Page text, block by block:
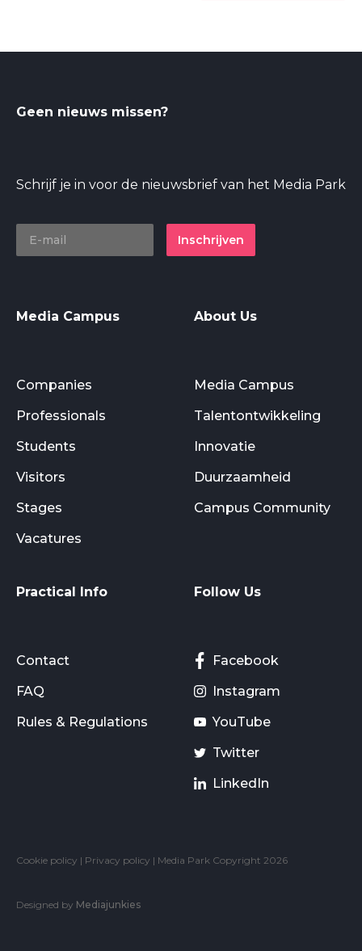
Geen nieuws missen?
Schrijf je in voor de nieuwsbrief van het Media Park
Inschrijven
Media Campus
Companies
Professionals
Students
Visitors
Stages
Vacatures
About Us
Media Campus
Talentontwikkeling
Innovatie
Duurzaamheid
Campus Community
Practical Info
Contact
FAQ
Rules & Regulations
Follow Us
Facebook
Instagram
YouTube
Twitter
LinkedIn
Cookie policy | Privacy policy | Media Park Copyright 2026
Designed by Mediajunkies